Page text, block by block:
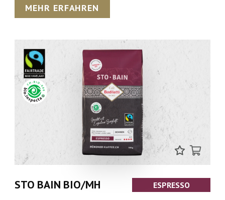
MEHR ERFAHREN
STO BAIN BIO/MH ESPRESSO